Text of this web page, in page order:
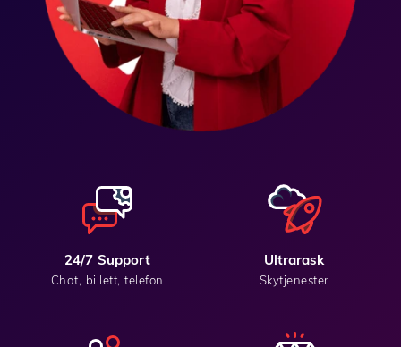
24/7 Support
Chat, billett, telefon
Ultrarask
Skytjenester